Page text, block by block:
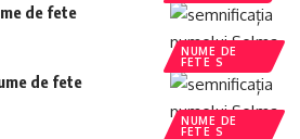
NUME DE
FETE S
de fete
NUME DE
FETE S
de fete